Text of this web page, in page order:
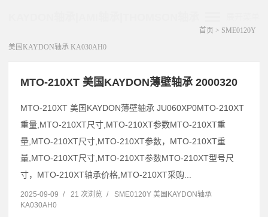
首页 > SME0120Y
美国KAYDON轴承 KA030AH0
MTO-210XT 美国KAYDON薄壁轴承 2000320
MTO-210XT 美国KAYDON薄壁轴承 JU060XP0MTO-210XT
重量,MTO-210XT尺寸,MTO-210XT参数MTO-210XT重
量,MTO-210XT尺寸,MTO-210XT参数，MTO-210XT重
量,MTO-210XT尺寸,MTO-210XT参数MTO-210XT型号尺
寸，MTO-210XT轴承价格,MTO-210XT采购...
2025-09-09 / 21 次浏览 /
SME0120Y 美国KAYDON轴承
KA030AH0